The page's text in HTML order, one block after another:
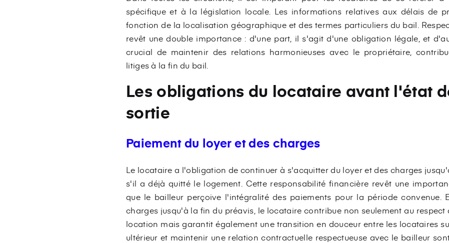
spécifique et à la législation locale. Les informations relatives aux délais de
fonction de la localisation géographique et des termes particuliers du bail.
revêt une double importance : d'une part, il s'agit d'une obligation légale, et
crucial de maintenir des relations harmonieuses avec le propriétaire,
litiges à la fin du bail.
Les obligations du locataire avant l'état
sortie
Paiement du loyer et des charges
Le locataire a l'obligation de continuer à s'acquitter du loyer et des charges
s'il a déjà quitté le logement. Cette responsabilité financière revêt une
que le bailleur perçoive l'intégralité des paiements pour la période convenue.
charges jusqu'à la fin du préavis, le locataire contribue non seulement au
location mais garantit également une transition en douceur entre les locataires
ultérieur et maintenir une relation contractuelle respectueuse avec le bailleur